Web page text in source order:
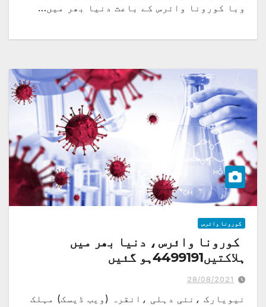
وبا کورونا وائرس کے باعث دنیا بھر میں…
کورونا وائرس
کورونا وائرس ، دنیا بھر میں
ہلاکتیں4499191ہو گئیں
28/08/2021
نیویارک ،نئی دہلی ،انقرہ (ویب ڈیسک) مہلک